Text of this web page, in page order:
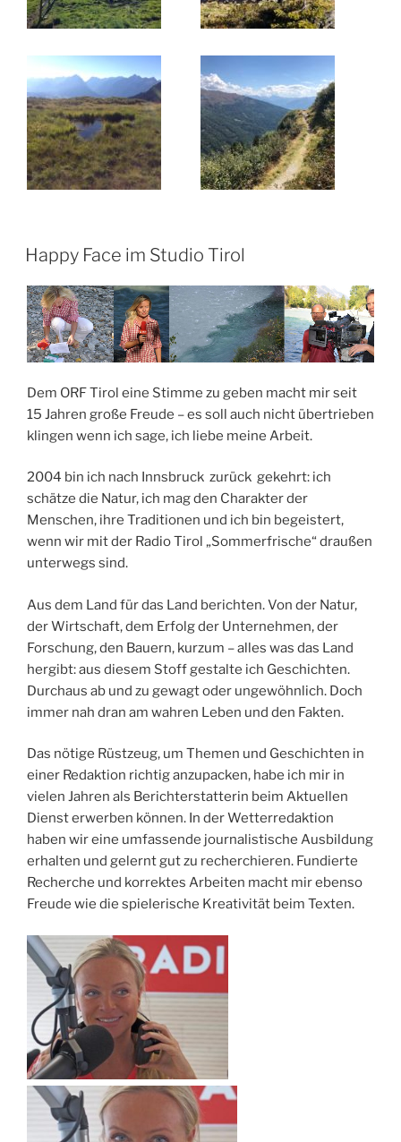
Happy Face im Studio Tirol
Dem ORF Tirol eine Stimme zu geben macht mir seit
15 Jahren große Freude – es soll auch nicht übertrieben
klingen wenn ich sage, ich liebe meine Arbeit.
2004 bin ich nach Innsbruck zurück gekehrt: ich
schätze die Natur, ich mag den Charakter der
Menschen, ihre Traditionen und ich bin begeistert,
wenn wir mit der Radio Tirol „Sommerfrische“ draußen
unterwegs sind.
Aus dem Land für das Land berichten. Von der Natur,
der Wirtschaft, dem Erfolg der Unternehmen, der
Forschung, den Bauern, kurzum – alles was das Land
hergibt: aus diesem Stoff gestalte ich Geschichten.
Durchaus ab und zu gewagt oder ungewöhnlich. Doch
immer nah dran am wahren Leben und den Fakten.
Das nötige Rüstzeug, um Themen und Geschichten in
einer Redaktion richtig anzupacken, habe ich mir in
vielen Jahren als Berichterstatterin beim Aktuellen
Dienst erwerben können. In der Wetterredaktion
haben wir eine umfassende journalistische Ausbildung
erhalten und gelernt gut zu recherchieren. Fundierte
Recherche und korrektes Arbeiten macht mir ebenso
Freude wie die spielerische Kreativität beim Texten.